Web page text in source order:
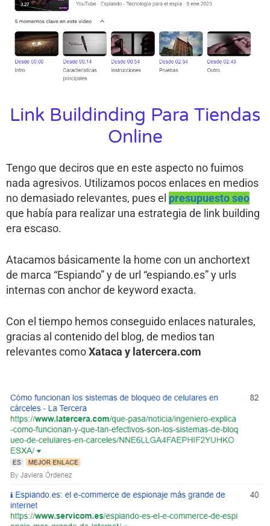
Link Buildinding Para Tiendas
Online
Tengo que deciros que en este aspecto no fuimos
nada agresivos. Utilizamos pocos enlaces en medios
no demasiado relevantes, pues el presupuesto seo
que había para realizar una estrategia de link building
era escaso.
Atacamos básicamente la home con un anchortext
de marca “Espiando” y de url “espiando.es” y urls
internas con anchor de keyword exacta.
Con el tiempo hemos conseguido enlaces naturales,
gracias al contenido del blog, de medios tan
relevantes comoXataca y latercera.com